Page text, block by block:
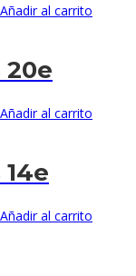
Añadir al carrito
20e
Añadir al carrito
Añadir al carrito